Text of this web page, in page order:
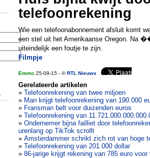
telefoonrekening
Wie een telefoonabonnement afsluit komt
een stel uit het Amerikaanse Oregon. Na
uiteindelijk een foutje te zijn.
Filmpje
Emmo 25-09-15 - ©RTL Nieuws
Gerelateerde artikelen
» Telefoonrekening van twee miljoen
» Man krijgt telefoonrekening van 190.000
» Fransman belt voor duizenden euros
» Telefoonrekening van
» Ondernemer bijna failliet door
urenlang op TikTok scrollt
» Amsterdammer schrikt zich rot van hoge
» Telefoonrekening van 201.000 dollar
» 86-jarige krijgt rekening van 785 euro voor